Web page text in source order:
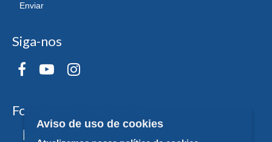
Enviar
Siga-nos
Formas de Pagamento
Aviso de uso de cookies